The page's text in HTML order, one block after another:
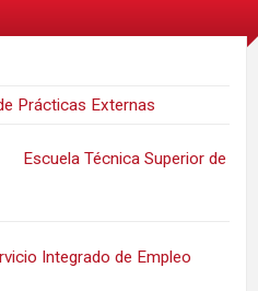
Prácticas Externas
Escuela Técnica Superior de
Integrado de Empleo